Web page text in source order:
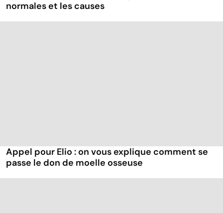
normales et les causes
Appel pour Elio : on vous explique comment se
passe le don de moelle osseuse